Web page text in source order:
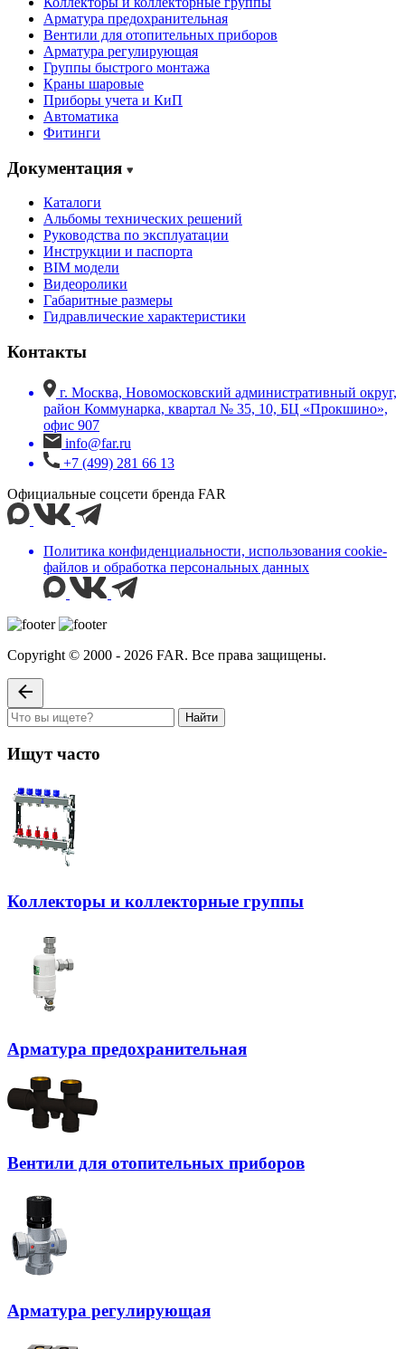
Арматура предохранительная
Вентили для отопительных приборов
Арматура регулирующая
Группы быстрого монтажа
Краны шаровые
Приборы учета и КиП
Автоматика
Фитинги
Документация
Каталоги
Альбомы технических решений
Руководства по эксплуатации
Инструкции и паспорта
BIM модели
Видеоролики
Габаритные размеры
Гидравлические характеристики
Контакты
г. Москва, Новомосковский административный округ,
район Коммунарка, квартал № 35, 10, БЦ «Прокшино»,
офис 907
info@far.ru
+7 (499) 281 66 13
Официальные соцсети бренда FAR
Политика конфиденциальности, использования сookie-
файлов и обработка персональных данных
Copyright © 2000 - 2026 FAR. Все права защищены.
Найти
Ищут часто
Коллекторы и коллекторные группы
Арматура предохранительная
Вентили для отопительных приборов
Арматура регулирующая